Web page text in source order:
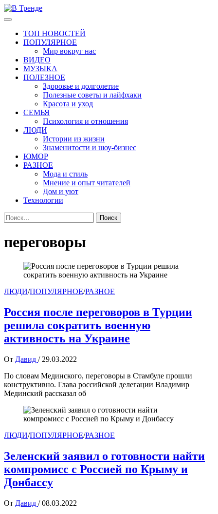
Перейти
к
Основное
ТОП НОВОСТЕЙ
ПОПУЛЯРНОЕ
Мир вокруг нас
ВИДЕО
МУЗЫКА
ПОЛЕЗНОЕ
Здоровье и долголетие
Полезные советы и лайфхаки
Красота и уход
СЕМЬЯ
Психология и отношения
ЛЮДИ
Истории из жизни
Знаменитости и шоу-бизнес
ЮМОР
РАЗНОЕ
Мода и стиль
Мнение и опыт читателей
Дом и уют
Технологии
Найти:
переговоры
ЛЮДИ/ПОПУЛЯРНОЕ/РАЗНОЕ
Россия после переговоров в Турции
решила сократить военную
активность на Украине
От Давид / 29.03.2022
По словам Мединского, переговоры в Стамбуле прошли
конструктивно. Глава российской делегации Владимир
Мединский рассказал об
ЛЮДИ/ПОПУЛЯРНОЕ/РАЗНОЕ
Зеленский заявил о готовности найти
компромисс с Россией по Крыму и
Донбассу
От Давид / 08.03.2022